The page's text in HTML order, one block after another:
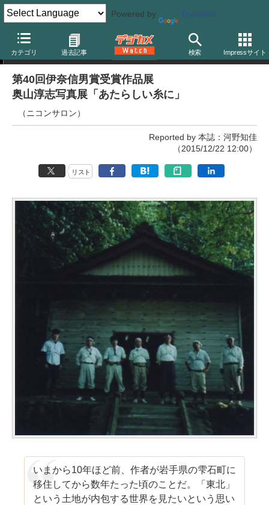
Powered by Translate
カテゴリ 過去記事 検索 Impressサイト
写真展
第40回伊奈信男賞受賞作品展
奥山淳志写真展「あたらしい糸に」
（ニコンサロン）
Reported by 本誌：河野知佳
（2015/12/22 12:00）
リスト
いまから10年ほど前、作者が岩手県の雫石町に
移住してから数年たった頃のことだ。「東北」
という土地が内包する世界を見たいという思い